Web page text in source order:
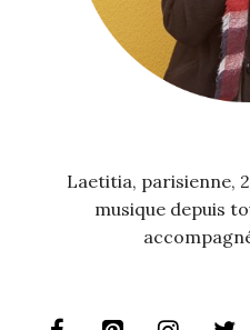
Laetitia, parisienne,
musique depuis